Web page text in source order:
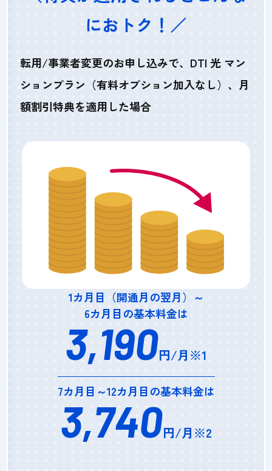
におトク！／
転用/事業者変更のお申し込みで、DTI 光 マン
ションプラン（有料オプション加入なし）、月
額割引特典を適用した場合
1カ月目（開通月の翌月）～
6カ月目の基本料金は
3,190円/月※1
7カ月目～12カ月目の基本料金は
3,740円/月※2